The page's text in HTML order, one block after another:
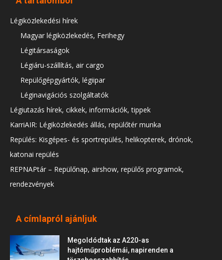
Légiközlekedési hírek
Magyar légiközlekedés, Ferihegy
Légitársaságok
Légiáru-szállítás, air cargo
Repülőgépgyártók, légiipar
Léginavigációs szolgáltatók
Légiutazás hírek, cikkek, információk, tippek
KarriAIR: Légiközlekedés állás, repülőtér munka
Repülés: Kisgépes- és sportrepülés, helikopterek, drónok,
katonai repülés
REPNAPtár – Repülőnap, airshow, repülős programok,
rendezvények
A címlapról ajánljuk
Megoldódtak az A220-as
hajtóműproblémái, napirenden a